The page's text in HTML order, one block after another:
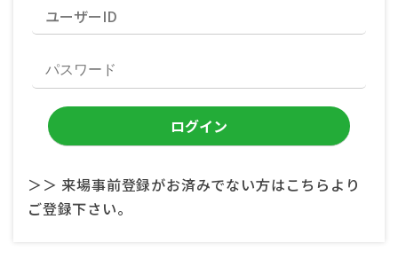
＞＞ 来場事前登録がお済みでない方はこちらより
ご登録下さい。